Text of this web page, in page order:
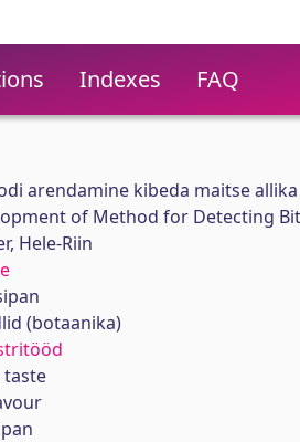
Indexes FAQ
arendamine kibeda maitse
of Method for Detecting
Hele-Riin
(botaanika)